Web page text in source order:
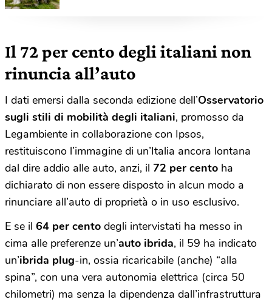
Il 72 per cento degli italiani non
rinuncia all’auto
I dati emersi dalla seconda edizione dell’Osservatorio
sugli stili di mobilità degli italiani, promosso da
Legambiente in collaborazione con Ipsos,
restituiscono l’immagine di un’Italia ancora lontana
dal dire addio alle auto, anzi, il 72 per cento ha
dichiarato di non essere disposto in alcun modo a
rinunciare all’auto di proprietà o in uso esclusivo.
E se il 64 per cento degli intervistati ha messo in
cima alle preferenze un’auto ibrida, il 59 ha indicato
un’ibrida plug-in, ossia ricaricabile (anche) “alla
spina”, con una vera autonomia elettrica (circa 50
chilometri) ma senza la dipendenza dall’infrastruttura